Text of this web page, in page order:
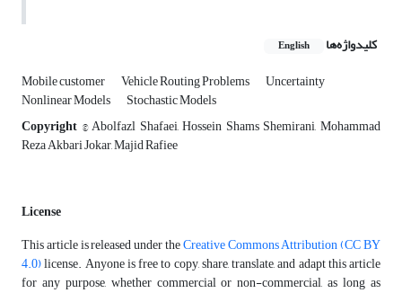
کلیدواژه‌ها English
Mobile customer Vehicle Routing Problems Uncertainty
Nonlinear Models
Stochastic Models
Copyright © Abolfazl Shafaei, Hossein Shams Shemirani, Mohammad
Reza Akbari Jokar, Majid Rafiee
License
This article is released under theCreative Commons Attribution (CC BY
4.0)license. Anyone is free to copy, share, translate, and adapt this article
for any purpose, whether commercial or non-commercial, as long as